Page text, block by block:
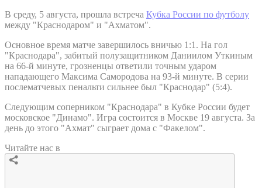
В среду, 5 августа, прошла встреча Кубка России по футболу
между "Краснодаром" и "Ахматом".
Основное время матче завершилось вничью 1:1. На гол
"Краснодара", забитый полузащитником Даниилом Уткиным
на 66-й минуте, грозненцы ответили точным ударом
нападающего Максима Самородова на 93-й минуте. В серии
послематчевых пенальти сильнее был "Краснодар" (5:4).
Следующим соперником "Краснодара" в Кубке России будет
московское "Динамо". Игра состоится в Москве 19 августа. За
день до этого "Ахмат" сыграет дома с "Факелом".
Читайте нас в